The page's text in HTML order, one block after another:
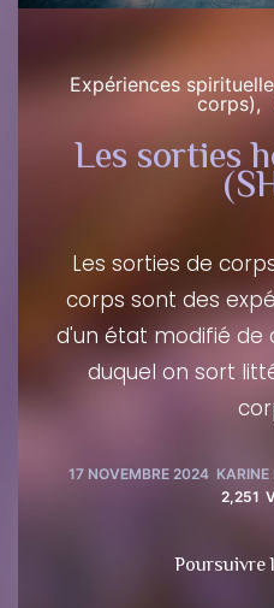
Se
Expériences
corps)
Les sorties
Les sorties de
corps sont des
d'un état modifié de
duquel on sort
17 NOVEMBRE 2024
2,251
Poursuivre